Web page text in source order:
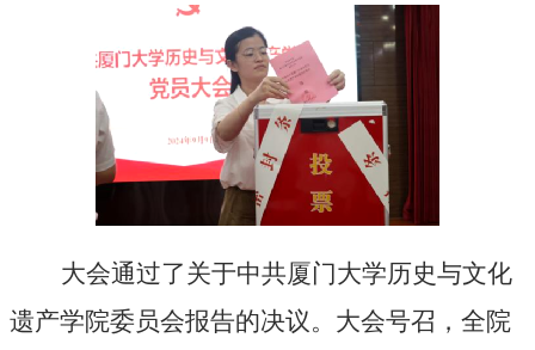
大会通过了关于中共厦门大学历史与文化
遗产学院委员会报告的决议。大会号召， 全院